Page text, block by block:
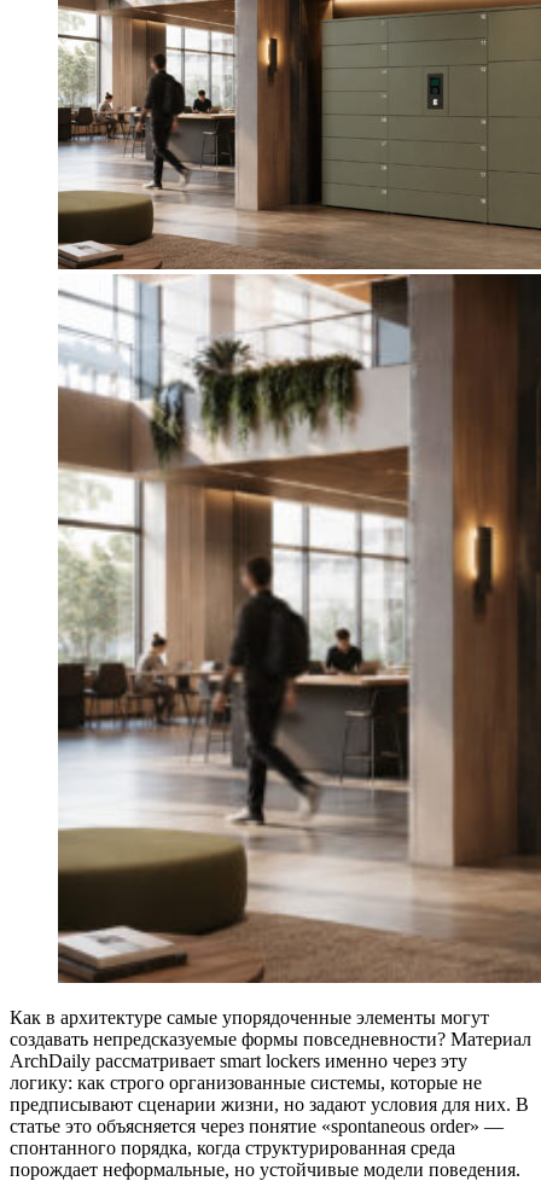
Как в архитектуре самые упорядоченные элементы могут
создавать непредсказуемые формы повседневности? Материал
ArchDaily рассматривает smart lockers именно через эту
логику: как строго организованные системы, которые не
предписывают сценарии жизни, но задают условия для них. В
статье это объясняется через понятие «spontaneous order» —
спонтанного порядка, когда структурированная среда
порождает неформальные, но устойчивые модели поведения.